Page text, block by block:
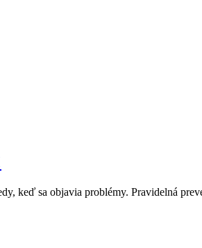
keď sa objavia problémy. Pravidelná